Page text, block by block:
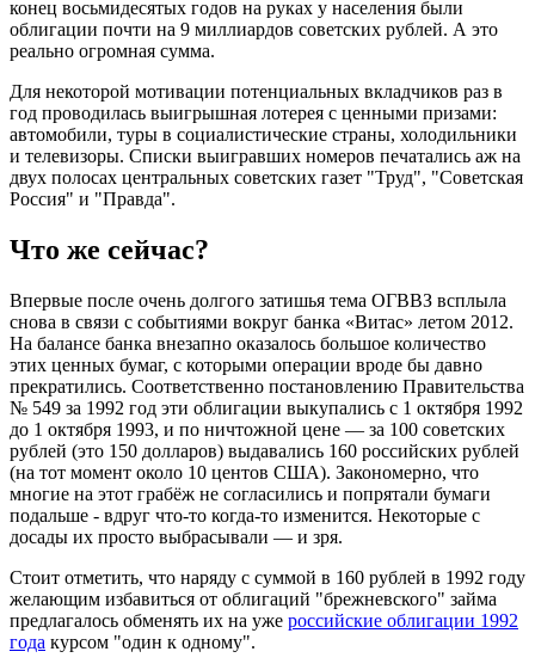
конец восьмидесятых годов на руках у населения были
облигации почти на 9 миллиардов советских рублей. А это
реально огромная сумма.
Для некоторой мотивации потенциальных вкладчиков раз в
год проводилась выигрышная лотерея с ценными призами:
автомобили, туры в социалистические страны, холодильники
и телевизоры. Списки выигравших номеров печатались аж на
двух полосах центральных советских газет "Труд", "Советская
Россия" и "Правда".
Что же сейчас?
Впервые после очень долгого затишья тема ОГВВЗ всплыла
снова в связи с событиями вокруг банка «Витас» летом 2012.
На балансе банка внезапно оказалось большое количество
этих ценных бумаг, с которыми операции вроде бы давно
прекратились. Соответственно постановлению Правительства
№ 549 за 1992 год эти облигации выкупались с 1 октября 1992
до 1 октября 1993, и по ничтожной цене — за 100 советских
рублей (это 150 долларов) выдавались 160 российских рублей
(на тот момент около 10 центов США). Закономерно, что
многие на этот грабёж не согласились и попрятали бумаги
подальше - вдруг что-то когда-то изменится. Некоторые с
досады их просто выбрасывали — и зря.
Стоит отметить, что наряду с суммой в 160 рублей в 1992 году
желающим избавиться от облигаций "брежневского" займа
предлагалось обменять их на уже российские облигации 1992
года курсом "один к одному".